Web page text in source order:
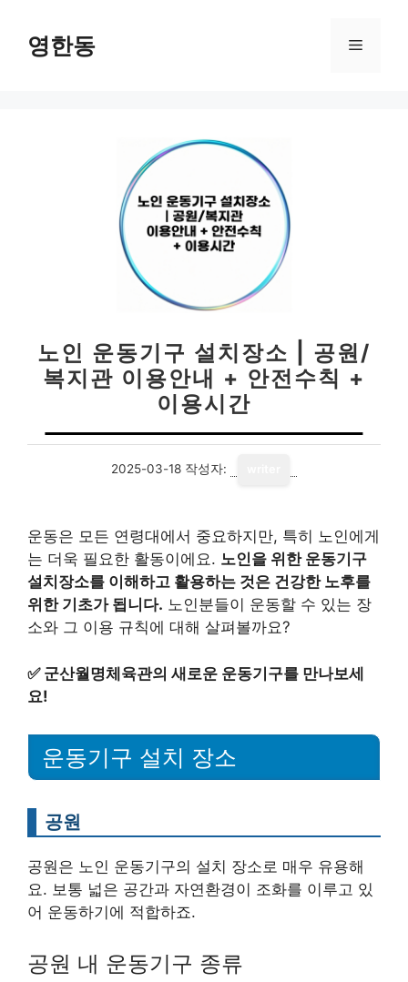
영한동 메
노인 운동기구 설치장소 | 공원/
복지관 이용안내 + 안전수칙 +
이용시간
2025-03-18 작성자:
운동은 모든 연령대에서 중요하지만, 특히 노인에게
는 더욱 필요한 활동이에요. 노인을 위한 운동기구
설치장소를 이해하고 활용하는 것은 건강한 노후를
위한 기초가 됩니다. 노인분들이 운동할 수 있는 장
소와 그 이용 규칙에 대해 살펴볼까요?
✅ 군산월명체육관의 새로운 운동기구를 만나보세
요!
운동기구 설치 장소
공원
공원은 노인 운동기구의 설치 장소로 매우 유용해
요. 보통 넓은 공간과 자연환경이 조화를 이루고 있
어 운동하기에 적합하죠.
공원 내 운동기구 종류